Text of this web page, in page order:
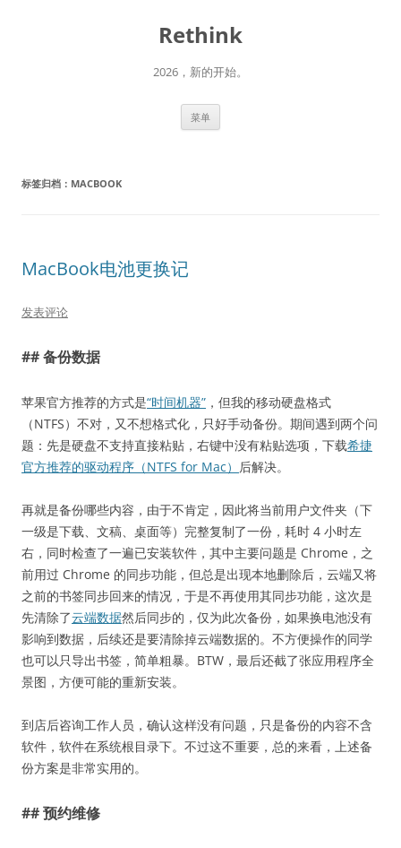
Rethink
2026，新的开始。
菜单
标签归档： MACBOOK
MacBook电池更换记
发表评论
## 备份数据
苹果官方推荐的方式是“时间机器” ，但我的移动硬盘格式
（NTFS）不对，又不想格式化，只好手动备份。期间遇到两个问
题：先是硬盘不支持直接粘贴，右键中没有粘贴选项，下载希捷
官方推荐的驱动程序（NTFS for Mac） 后解决。
再就是备份哪些内容，由于不肯定，因此将当前用户文件夹（下
一级是下载、文稿、桌面等）完整复制了一份，耗时 4 小时左
右，同时检查了一遍已安装软件，其中主要问题是 Chrome，之
前用过 Chrome 的同步功能，但总是出现本地删除后，云端又将
之前的书签同步回来的情况，于是不再使用其同步功能，这次是
先清除了云端数据然后同步的，仅为此次备份，如果换电池没有
影响到数据，后续还是要清除掉云端数据的。不方便操作的同学
也可以只导出书签，简单粗暴。BTW，最后还截了张应用程序全
景图，方便可能的重新安装。
到店后咨询工作人员，确认这样没有问题，只是备份的内容不含
软件，软件在系统根目录下。不过这不重要，总的来看，上述备
份方案是非常实用的。
## 预约维修